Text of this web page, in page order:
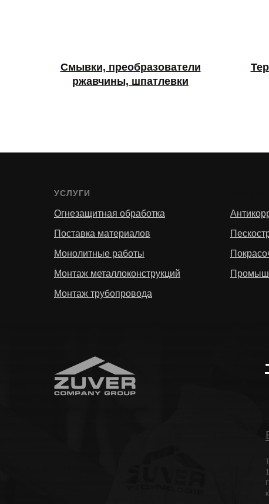
Смывки, преобразователи
ржавчины, шпатлевки
УСЛУГИ
Огнезащитная обработка
Поставка материалов
Монолитные работы
Монтаж металлоконструкций
Монтаж трубопровода